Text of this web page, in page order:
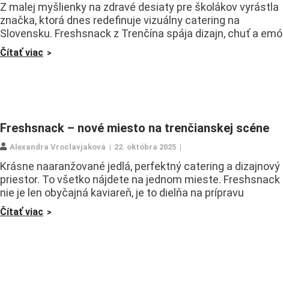
Z malej myšlienky na zdravé desiaty pre školákov vyrástla
značka, ktorá dnes redefinuje vizuálny catering na
Slovensku. Freshsnack z Trenčína spája dizajn, chuť a emó
Čítať viac
Freshsnack – nové miesto na trenčianskej scéne
Alexandra Vroclavjaková 22. októbra 2025
Krásne naaranžované jedlá, perfektný catering a dizajnový
priestor. To všetko nájdete na jednom mieste. Freshsnack
nie je len obyčajná kaviareň, je to dielňa na prípravu
Čítať viac